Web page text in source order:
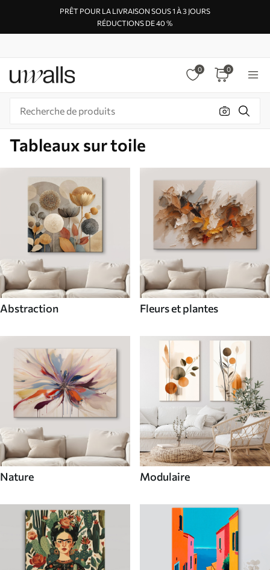
PRÊT POUR LA LIVRAISON SOUS 1 À 3 JOURS
RÉDUCTIONS DE 40 %
0 0
Tableaux sur toile
Abstraction Fleurs et plantes
Nature Modulaire